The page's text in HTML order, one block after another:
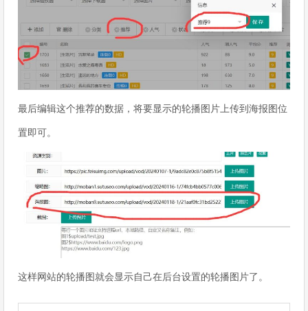
最后编辑这个推荐的数据，将要显示的轮播图片上传到海报图位
置即可。
这样网站的轮播图就会显示自己在后台设置的轮播图片了。